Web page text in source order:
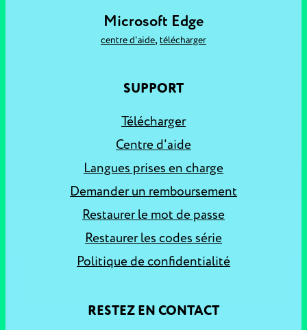
Microsoft Edge
centre d'aide, télécharger
SUPPORT
Télécharger
Centre d'aide
Langues prises en charge
Demander un remboursement
Restaurer le mot de passe
Restaurer les codes série
Politique de confidentialité
RESTEZ EN CONTACT